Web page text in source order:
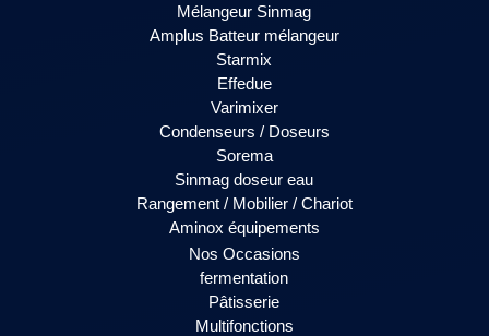
Mélangeur Sinmag
Amplus Batteur mélangeur
Starmix
Effedue
Varimixer
Condenseurs / Doseurs
Sorema
Sinmag doseur eau
Rangement / Mobilier / Chariot
Aminox équipements
Nos Occasions
fermentation
Pâtisserie
Multifonctions